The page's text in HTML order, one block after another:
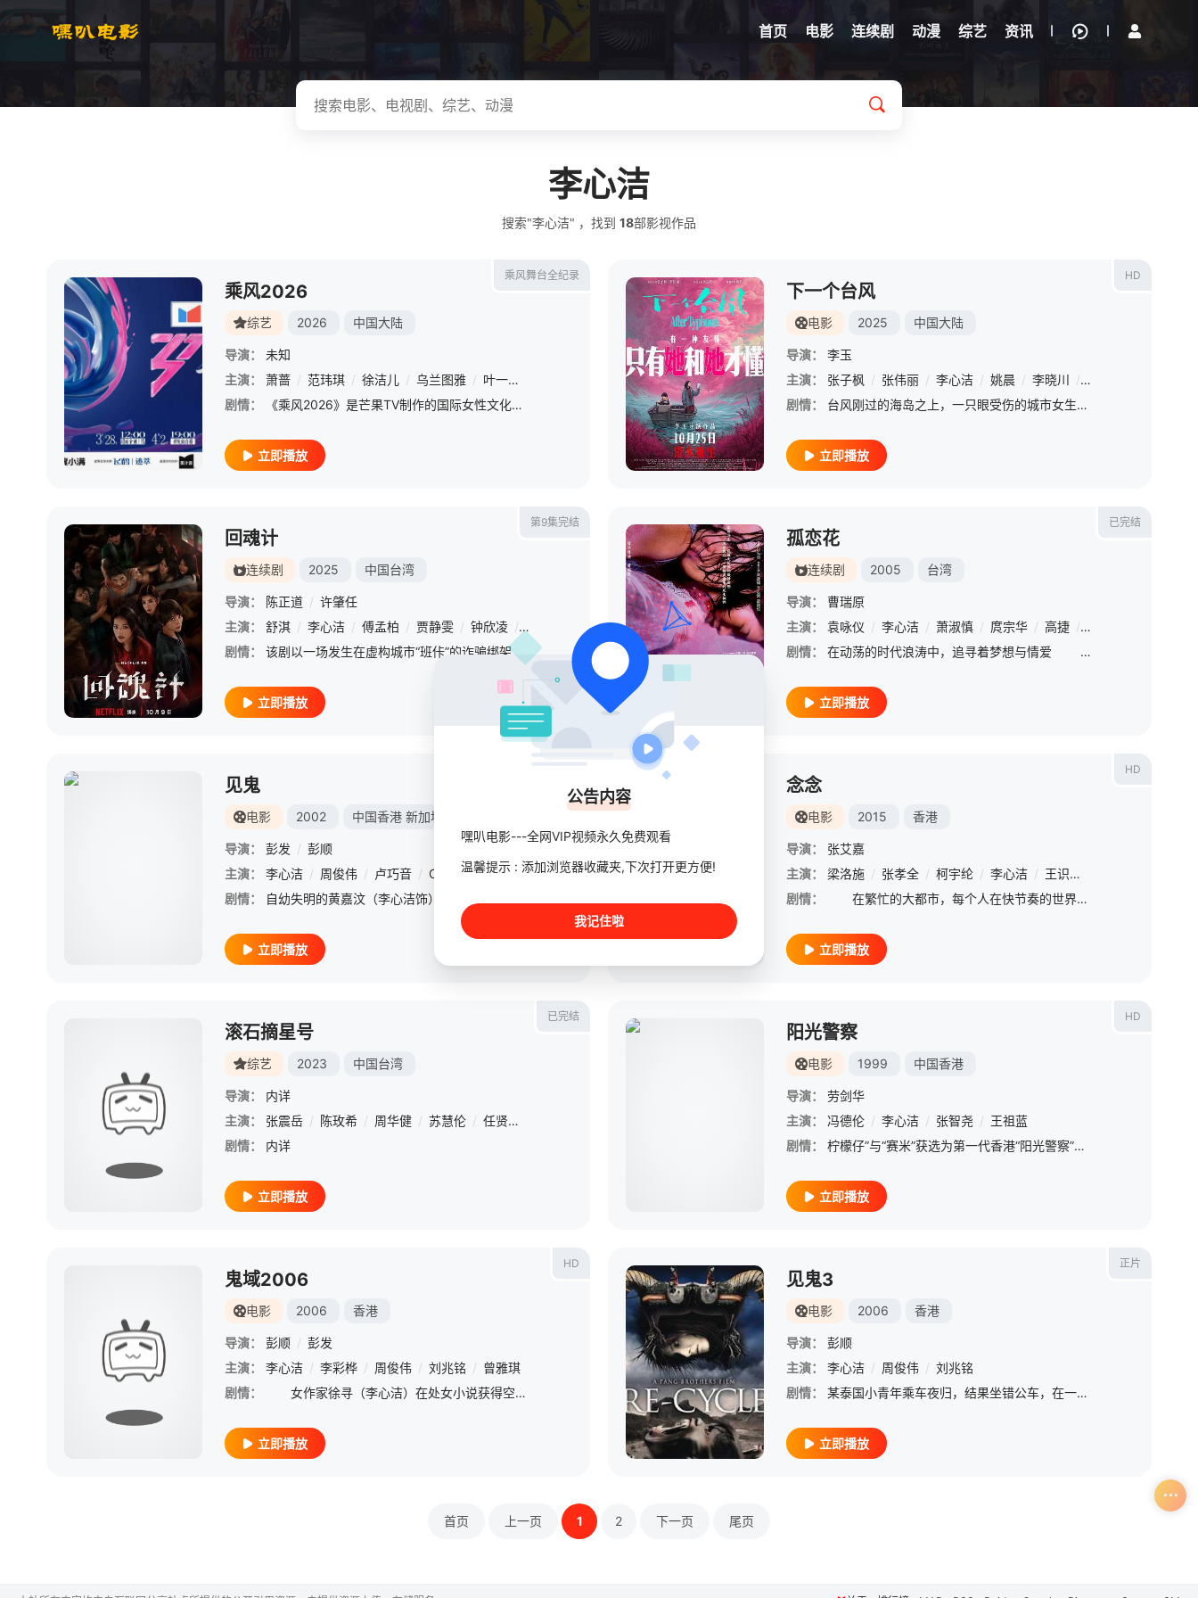
首页 电影 连续剧 动漫 综艺 资讯
李心洁
搜索"李心洁" ，找到 18部影视作品
乘风舞台全纪录
乘风2026
综艺 2026 中国大陆
导演：
未知
主演：
萧蔷 / 范玮琪 / 徐洁儿 / 乌兰图雅 / 叶一茜 曾沛慈 / 江语晨 / 徐梦洁 / 安崎 / 李心洁 / 李小冉 / 赵子琪 / 温峥嵘 / 陶昕然 / 唐艺昕
剧情：
《乘风2026》是芒果TV制作的国际女性文化交流与音乐竞演综艺节目，2025年10月28日，该节目在芒果TV秋季招商大会亮相，被列入平台2026年度综艺片单。将真实记录30位国际女性的舞台蜕变成长，节
立即播放
HD
下一个台风
电影 2025 中国大陆
导演：
李玉
主演：
张子枫 / 张伟丽 / 李心洁 / 姚晨 / 李晓川 / 蔡珩
剧情：
台风刚过的海岛之上，一只眼受伤的城市女生林沫沫（张子枫 饰），与岛上土生土长的失语女孩阿汐（张伟丽 饰）猝然相遇【嘿叭电影-高清视频免费在线观看】当无情的风暴逐渐撕开两人隐秘哀伤的过往，两个看似另类但
立即播放
第9集完结
回魂计
连续剧 2025 中国台湾
导演： 陈正道 / 许肇任
主演：
舒淇 / 李心洁 / 傅孟柏 / 贾静雯 / 钟欣凌 / 方郁婷 林廷忆 / 刘主平 / 陈昕葳 / 郑人硕 / 尹浩宇 / 李铭忠 / 喜翔 / 苏格拉瓦·卡那诺
剧情：
该剧以一场发生在虚构城市“班佧”的诈骗绑架案事件为背景，讲述两位母亲汪慧君（舒淇 饰）和赵静（李心洁 饰）因仇恨而结盟，为女儿所遭受的苦难展开复仇，却发现救赎遥不可及的悬疑故事。在充斥着欺骗与操控的危
立即播放
已完结
孤恋花
连续剧 2005 台湾
导演：
曹瑞原
主演：
袁咏仪 / 李心洁 / 萧淑慎 / 庹宗华 / 高捷 / 邱秀敏
剧情：
在动荡的时代浪涛中，追寻着梦想与情爱 &nbs
立即播放
见鬼
电影 2002 中国香港 新加坡
导演： 彭发 / 彭顺
主演：
李心洁 / 周俊伟 / 卢巧音 / Chutcha / Rujinanon / 方展发 / 陈之财
剧情：
立即播放
HD
念念
电影 2015 香港
导演：
张艾嘉
主演：
梁洛施 / 张孝全 / 柯宇纶 / 李心洁 / 王识贤
剧情：
在繁忙的大都市，每个人在快节奏的世界中生活着，繁重的生活重担让他们无瑕估计其他，然而，总有一些阴影在时时影响着他们【嘿叭电影-热播电视剧免费在线观看】 育美（梁洛施 饰）发现自己怀了男友阿翔（张
立即播放
已完结
滚石摘星号
综艺 2023 中国台湾
导演：
内详
主演：
张震岳 / 陈玫希 / 周华健 / 苏慧伦 / 任贤齐 大渊 八三幺 / 曹雅雯 / 孙盛希 / 陈零九
剧情：
内详
立即播放
HD
阳光警察
电影 1999 中国香港
导演：
劳剑华
主演：
冯德伦 / 李心洁 / 张智尧 / 王祖蓝
剧情：
柠檬仔”与“赛米”获选为第一代香港“阳光警察”，并频频登上媒体头条由于实战经验不足，被其他同事嘲讽。因偶立新功，名声大振，又被黑社会迷昏后剥光衣物关入铁笼扔在闹市，令警方出丑。在家人、朋友的支持下，二
立即播放
HD
鬼域2006
电影 2006 香港
导演： 彭顺 / 彭发
主演：
李心洁 / 李彩桦 / 周俊伟 / 刘兆铭 / 曾雅琪
剧情：
女作家徐寻（李心洁）在处女小说获得空前成功后陷入创作困境。在创作新的定名为《鬼域》的小说时，她期望向读者呈现一个如幻似真的“诡异空间”，无奈反反复复几次构想出来的故事情节都差强人意，而昔日情人的再
立即播放
正片
见鬼3
电影 2006 香港
导演：
彭顺
主演：
李心洁 / 周俊伟 / 刘兆铭
剧情：
某泰国小青年乘车夜归，结果坐错公车，在一个陌生的地方下车将错就错，他逛进一家书店，发现一本名为《见鬼10法》的书，书中罗列了换死人角膜、怀孕自杀、杯仙、十字路鬼、捉鬼迷藏、涂尸泥、屋内打伞、午夜对镜梳
立即播放
首页 上一页 1 2 下一页 尾页
公告内容
嘿叭电影---全网VIP视频永久免费观看
温馨提示 : 添加浏览器收藏夹,下次打开更方便!
我记住啦